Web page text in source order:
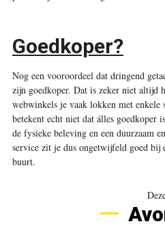
Goedkoper?
Nog een vooroordeel dat dringend
zijn goedkoper. Dat is zeker niet altijd
webwinkels je vaak lokken met enkele
betekent echt niet dat álles goedkoper
de fysieke beleving en een duurzaam
service zit je dus ongetwijfeld goed
buurt.